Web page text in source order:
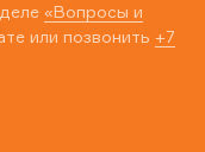
«Вопросы и
или позвонить +7